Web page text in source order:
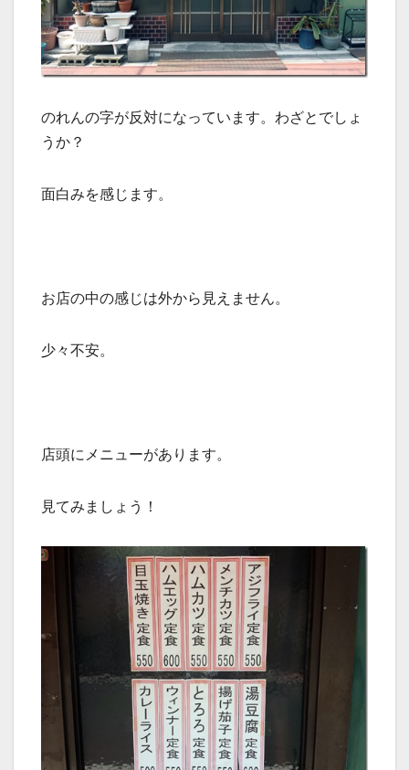
のれんの字が反対になっています。わざとでしょ
うか？
面白みを感じます。
お店の中の感じは外から見えません。
少々不安。
店頭にメニューがあります。
見てみましょう！